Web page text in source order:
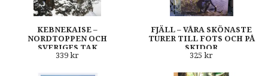
KEBNEKAISE –
NORDTOPPEN OCH
SVERIGES TAK
339 kr
FJÄLL – VÅRA SKÖNASTE
TURER TILL FOTS OCH PÅ
SKIDOR
325 kr